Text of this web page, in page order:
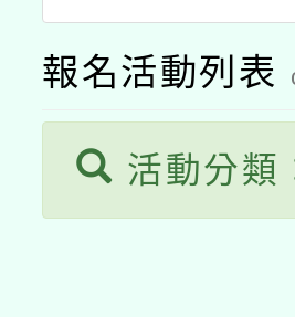
報名活動列表
活動分類